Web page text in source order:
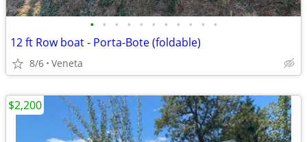
• • • • • • • • • • •
12 ft Row boat - Porta-Bote (foldable)
8/6 Veneta
$2,200